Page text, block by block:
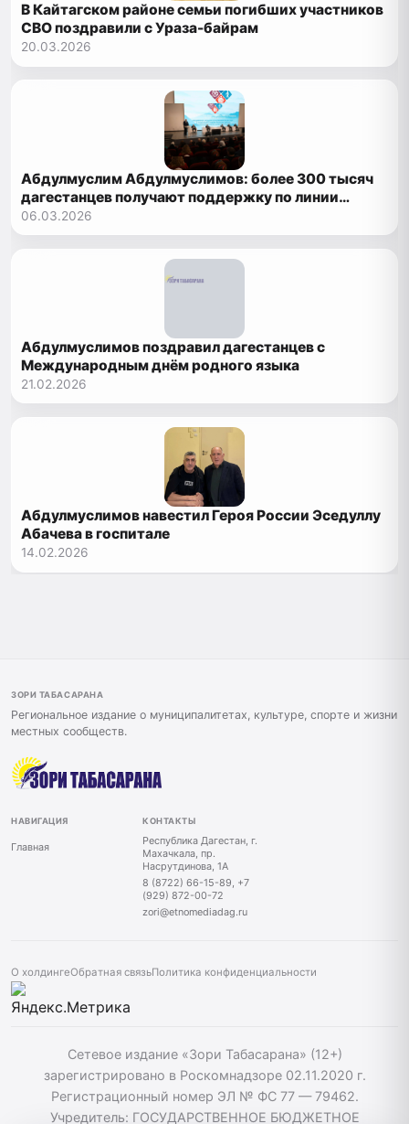
В Кайтагском районе семьи погибших участников
СВО поздравили с Ураза-байрам
20.03.2026
Абдулмуслим Абдулмуслимов: более 300 тысяч
дагестанцев получают поддержку по линии
Минтруда
06.03.2026
Абдулмуслимов поздравил дагестанцев с
Международным днём родного языка
21.02.2026
Абдулмуслимов навестил Героя России Эседуллу
Абачева в госпитале
14.02.2026
ЗОРИ ТАБАСАРАНА
Региональное издание о муниципалитетах, культуре, спорте и жизни
местных сообществ.
НАВИГАЦИЯ
Главная
КОНТАКТЫ
Республика Дагестан, г.
Махачкала, пр.
Насрутдинова, 1А
8 (8722) 66-15-89, +7
(929) 872-00-72
zori@etnomediadag.ru
О холдингеОбратная связьПолитика конфиденциальности
Сетевое издание «Зори Табасарана» (12+)
зарегистрировано в Роскомнадзоре 02.11.2020 г.
Регистрационный номер ЭЛ № ФС 77 — 79462.
Учредитель: ГОСУДАРСТВЕННОЕ БЮДЖЕТНОЕ